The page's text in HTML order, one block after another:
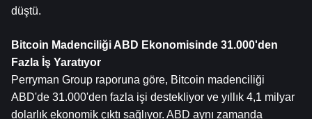
düştü.
Bitcoin Madenciliği ABD Ekonomisinde 31.000'den
Fazla İş Yaratıyor
Perryman Group raporuna göre, Bitcoin madenciliği
ABD'de 31.000'den fazla işi destekliyor ve yıllık 4,1 milyar
dolarlık ekonomik çıktı sağlıyor. ABD aynı zamanda